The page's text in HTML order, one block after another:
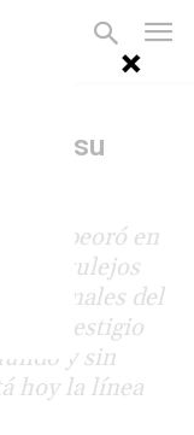
en su
empeoró en
azulejos
originales del
todo vestigio
y sin
hoy la línea